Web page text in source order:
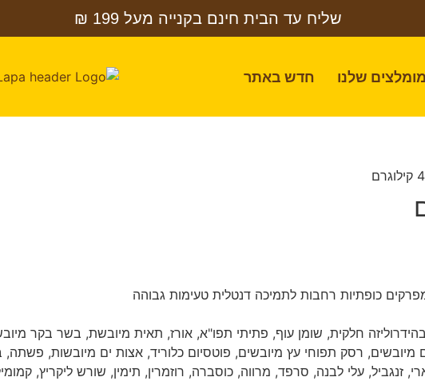
שליח עד הבית חינם בקנייה מעל 199 ₪
שלנו חדש באתר
כופתיות רחבות לתמיכה דנטלית טעימות גבוהה
חלקית, שומן עוף, פתיתי תפו"א, אורז, תאית מיובשת, בשר בקר
מיובשים, רסק תפוחי עץ מיובשים, פוטסיום כלוריד, אצות ים מיובשות,
עלי לבנה, סרפד, מרווה, כוסברה, רוזמרין, תימין, שורש ליקריץ,